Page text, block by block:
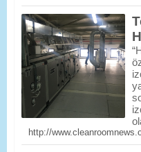
http://